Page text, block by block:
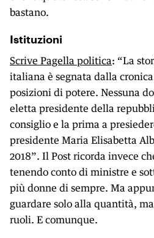
bastano.
Istituzioni
Scrive Pagella politica: “La
italiana è segnata dalla
posizioni di potere. Nessuna
eletta presidente della
consiglio e la prima a
presidente Maria Elisabetta
2018”. Il Post ricorda invece
tenendo conto di ministre e
più donne di sempre. Ma
guardare solo alla quantità,
ruoli. E comunque.